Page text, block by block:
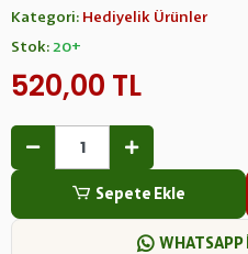
Kategori: Hediyelik Ürünler
Stok:20+
520,00 TL
Sepete Ekle
WHATSAPP